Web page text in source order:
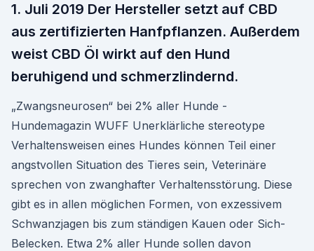
1. Juli 2019 Der Hersteller setzt auf CBD
aus zertifizierten Hanfpflanzen. Außerdem
weist CBD Öl wirkt auf den Hund
beruhigend und schmerzlindernd.
„Zwangsneurosen“ bei 2% aller Hunde -
Hundemagazin WUFF Unerklärliche stereotype
Verhaltensweisen eines Hundes können Teil einer
angstvollen Situation des Tieres sein, Veterinäre
sprechen von zwanghafter Verhaltensstörung. Diese
gibt es in allen möglichen Formen, von exzessivem
Schwanzjagen bis zum ständigen Kauen oder Sich-
Belecken. Etwa 2% aller Hunde sollen davon